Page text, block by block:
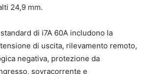
24,9 mm.
di i7A 60A includono la
di uscita, rilevamento remoto,
negativa, protezione da
sovracorrente e